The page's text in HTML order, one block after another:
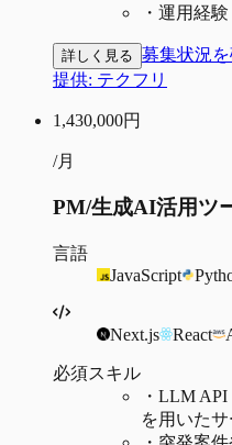
・ 運用経験
詳しく見る 募集状況
提供: テクフリ
1,430,000円
/月
PM/生成AI活用ツ
言語
JavaScript
Next.js React
必須スキル
・ LLM API
を用いた